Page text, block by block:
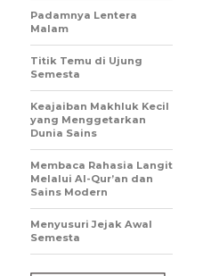
Padamnya Lentera
Malam
Titik Temu di Ujung
Semesta
Keajaiban Makhluk Kecil
yang Menggetarkan
Dunia Sains
Membaca Rahasia Langit
Melalui Al-Qur’an dan
Sains Modern
Menyusuri Jejak Awal
Semesta